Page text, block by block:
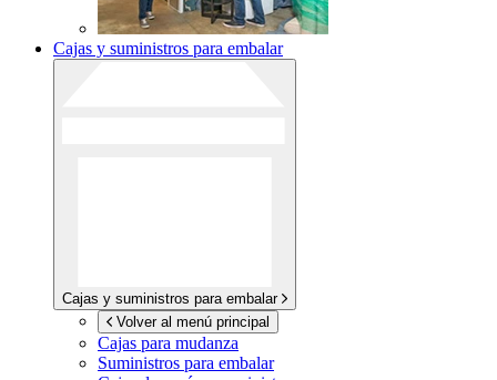
Cajas y suministros para embalar
Cajas y suministros para embalar
Volver al menú principal
Cajas para mudanza
Suministros para embalar